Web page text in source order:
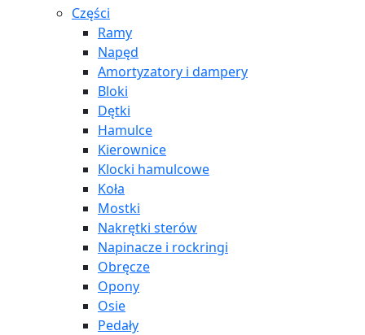
Części
Ramy
Napęd
Amortyzatory i dampery
Bloki
Dętki
Hamulce
Kierownice
Klocki hamulcowe
Koła
Mostki
Nakrętki sterów
Napinacze i rockringi
Obręcze
Opony
Osie
Pedały